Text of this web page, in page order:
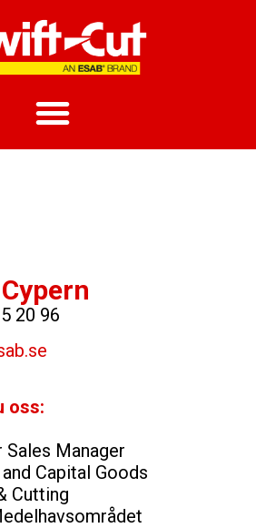
20 96
oss:
Sales Manager
Capital Goods
Cutting